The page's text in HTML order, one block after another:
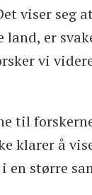
viser seg
er
vi
til
klarer å
en større